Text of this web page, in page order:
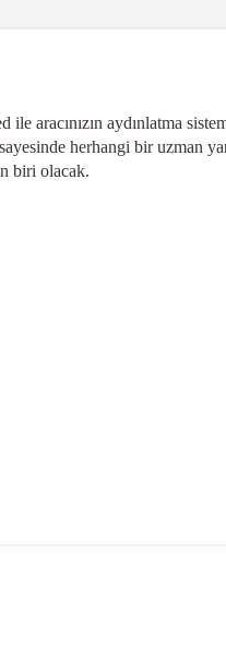
aracınızın aydınlatma
herhangi bir uzman
biri olacak.